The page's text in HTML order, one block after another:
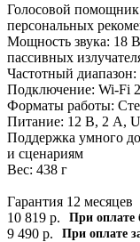
Голосовой
персональных
Мощность звука: 18
пассивных
Частотный
Подключение: Wi-Fi
Форматы работы:
Питание: 12 В, 2 А,
Поддержка умного
и сценариям
Вес: 438 г
Гарантия 12 месяцев
10 819 р. При оплате
9 490 р. При оплате